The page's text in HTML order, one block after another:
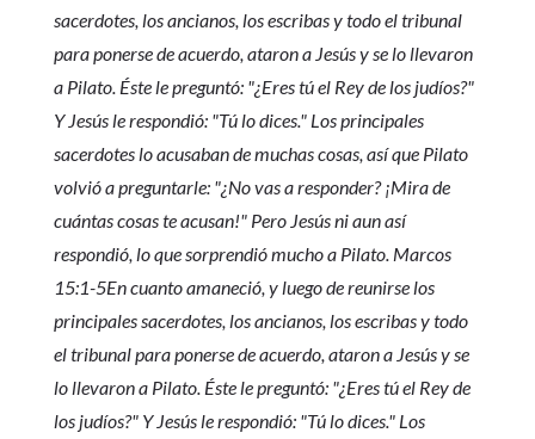
sacerdotes, los ancianos, los escribas y todo el tribunal
para ponerse de acuerdo, ataron a Jesús y se lo llevaron
a Pilato. Éste le preguntó: "¿Eres tú el Rey de los judíos?"
Y Jesús le respondió: "Tú lo dices." Los principales
sacerdotes lo acusaban de muchas cosas, así que Pilato
volvió a preguntarle: "¿No vas a responder? ¡Mira de
cuántas cosas te acusan!" Pero Jesús ni aun así
respondió, lo que sorprendió mucho a Pilato. Marcos
15:1-5En cuanto amaneció, y luego de reunirse los
principales sacerdotes, los ancianos, los escribas y todo
el tribunal para ponerse de acuerdo, ataron a Jesús y se
lo llevaron a Pilato. Éste le preguntó: "¿Eres tú el Rey de
los judíos?" Y Jesús le respondió: "Tú lo dices." Los